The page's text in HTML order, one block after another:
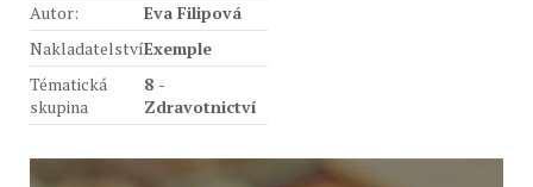
Autor:
Eva Filipová
NakladatelstvíExemple
Tématická
skupina
8 -
Zdravotnictví